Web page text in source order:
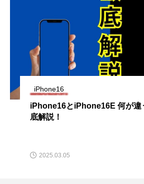
iPhone16
iPhone16とiPhone16E 何が違
底解説！
2025.03.05